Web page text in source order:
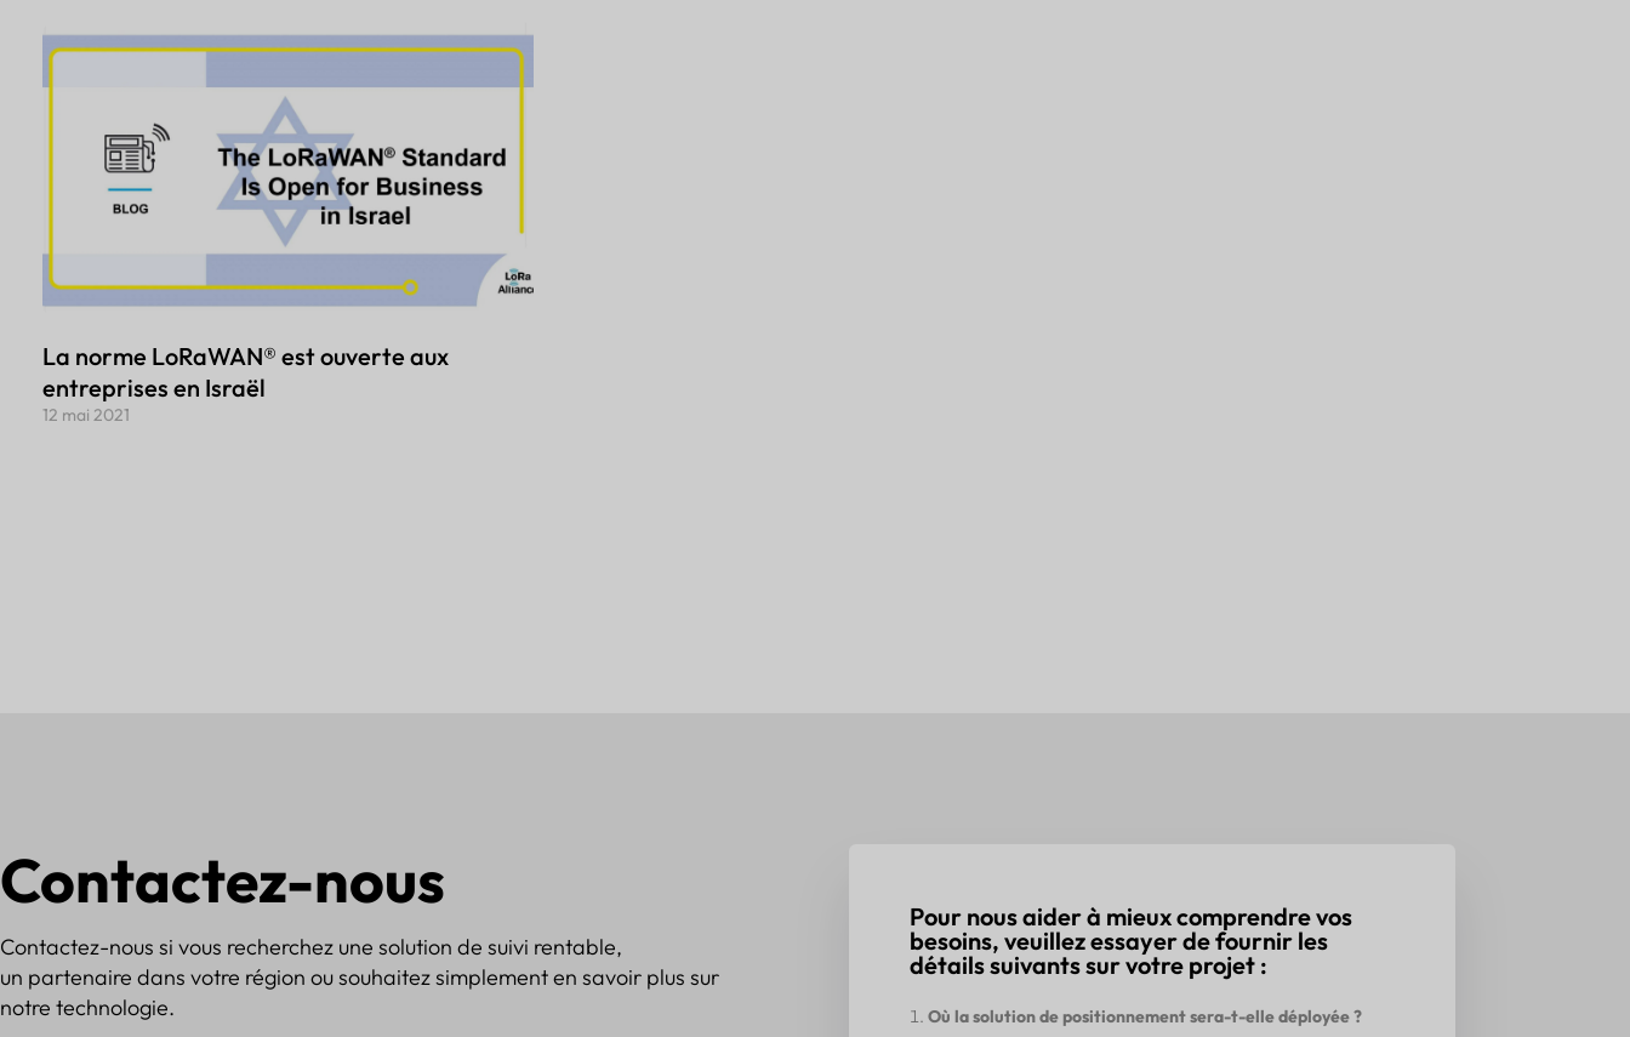
La norme LoRaWAN® est ouverte aux
entreprises en Israël
12 mai 2021
Contactez-nous
Contactez-nous si vous recherchez une solution de suivi rentable,
un partenaire dans votre région ou souhaitez simplement en savoir plus sur
notre technologie.
Pour nous aider à mieux comprendre vos
besoins, veuillez essayer de fournir les
détails suivants sur votre projet :
Où la solution de positionnement sera-t-elle déployée ?